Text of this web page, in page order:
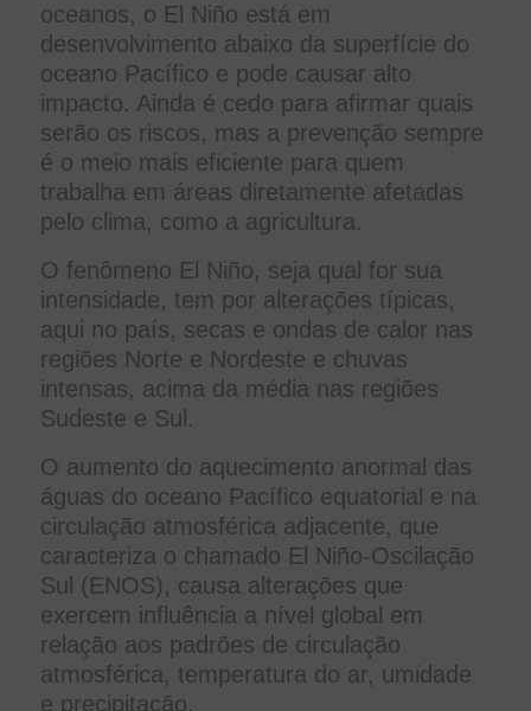
oceanos, o El Niño está em
desenvolvimento abaixo da superfície do
oceano Pacífico e pode causar alto
impacto. Ainda é cedo para afirmar quais
serão os riscos, mas a prevenção sempre
é o meio mais eficiente para quem
trabalha em áreas diretamente afetadas
pelo clima, como a agricultura.
O fenômeno El Niño, seja qual for sua
intensidade, tem por alterações típicas,
aqui no país, secas e ondas de calor nas
regiões Norte e Nordeste e chuvas
intensas, acima da média nas regiões
Sudeste e Sul.
O aumento do aquecimento anormal das
águas do oceano Pacífico equatorial e na
circulação atmosférica adjacente, que
caracteriza o chamado El Niño-Oscilação
Sul (ENOS), causa alterações que
exercem influência a nível global em
relação aos padrões de circulação
atmosférica, temperatura do ar, umidade
e precipitação.